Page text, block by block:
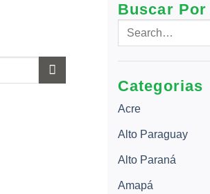
Buscar Por
Categorias
Acre
Alto Paraguay
Alto Paraná
Amapá